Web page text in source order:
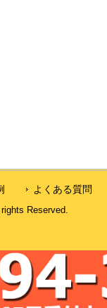
よくある質問
Reserved.